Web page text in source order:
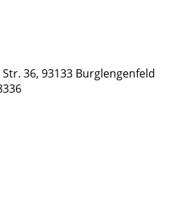
36, 93133 Burglengenfeld